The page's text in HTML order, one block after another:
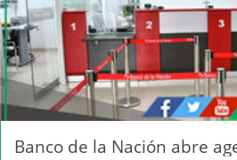
Banco de la Nación abre